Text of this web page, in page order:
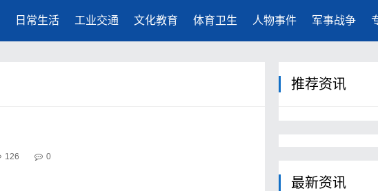
日常生活 工业交通 文化教育 体育卫生 人物事件 军事战争
126 0
推荐资讯
最新资讯